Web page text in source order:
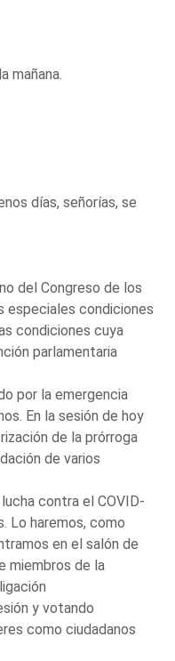
mañana.
días, señorías, se
del Congreso de los
especiales condiciones
condiciones cuya
parlamentaria
por la emergencia
En la sesión de hoy
de la prórroga
de varios
contra el COVID-
Lo haremos, como
en el salón de
miembros de la
y votando
como ciudadanos